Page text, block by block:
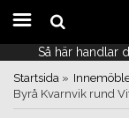
Så här handlar
Så här handlar
Startsida »
Byrå Kvarnvik rund